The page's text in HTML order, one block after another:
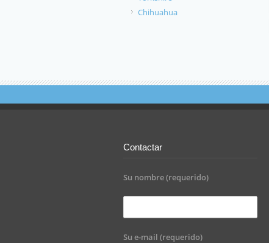
Chihuahua
Contactar
Su nombre (requerido)
Su e-mail (requerido)